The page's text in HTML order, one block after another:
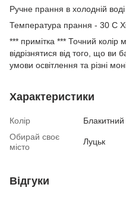
Ручне прання в холодній воді
Температура прання - 30 С
*** примітка *** Точний колір
відрізнятися від того, що ви
умови освітлення та різні
Характеристики
Колір
Блакитний
Обирай своє
місто
Луцьк
Відгуки